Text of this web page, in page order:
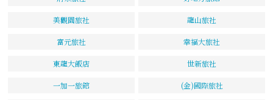
美觀園旅社 龍山旅社
富元旅社 幸福大旅社
東龍大飯店 世新旅社
一加一旅館 (金)國際旅社